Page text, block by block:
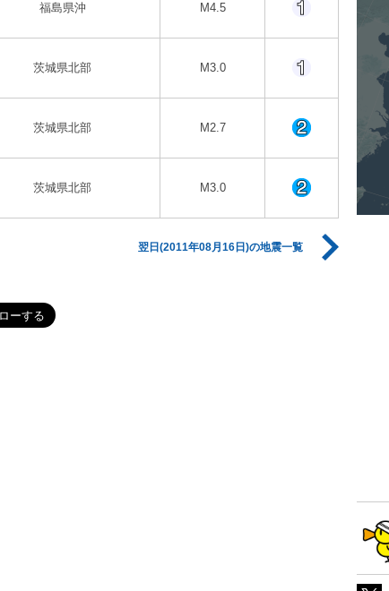
福島県沖 M4.5
茨城県北部 M3.0
茨城県北部 M2.7
茨城県北部 M3.0
翌日(2011年08月16日)の地震一覧